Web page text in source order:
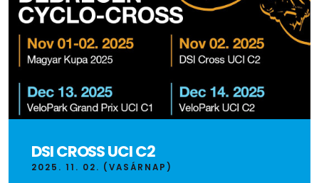
DSI CROSS UCI C2
2025. 11. 02. (VASÁRNAP)